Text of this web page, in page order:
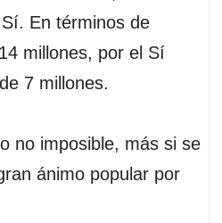
En términos de
millones, por el Sí
7 millones.
no imposible, más si se
ánimo popular por